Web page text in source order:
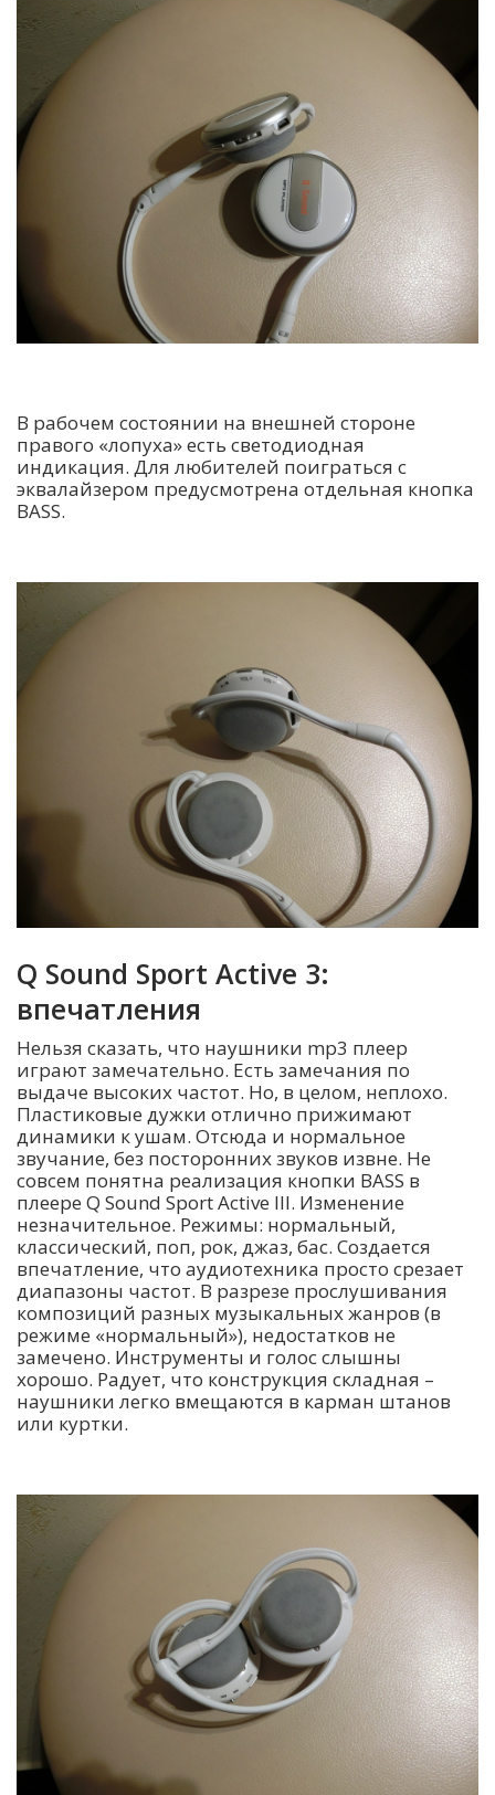
В рабочем состоянии на внешней стороне
правого «лопуха» есть светодиодная
индикация. Для любителей поиграться с
эквалайзером предусмотрена отдельная кнопка
BASS.
Q Sound Sport Active 3:
впечатления
Нельзя сказать, что наушники mp3 плеер
играют замечательно. Есть замечания по
выдаче высоких частот. Но, в целом, неплохо.
Пластиковые дужки отлично прижимают
динамики к ушам. Отсюда и нормальное
звучание, без посторонних звуков извне. Не
совсем понятна реализация кнопки BASS в
плеере Q Sound Sport Active III. Изменение
незначительное. Режимы: нормальный,
классический, поп, рок, джаз, бас. Создается
впечатление, что аудиотехника просто срезает
диапазоны частот. В разрезе прослушивания
композиций разных музыкальных жанров (в
режиме «нормальный»), недостатков не
замечено. Инструменты и голос слышны
хорошо. Радует, что конструкция складная –
наушники легко вмещаются в карман штанов
или куртки.